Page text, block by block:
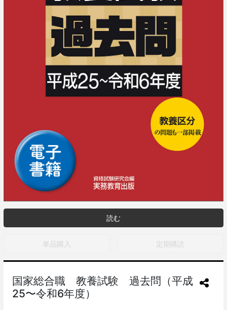
読む
単品購入 定期購読
国家総合職 教養試験 過去問（平成
25〜令和6年度）